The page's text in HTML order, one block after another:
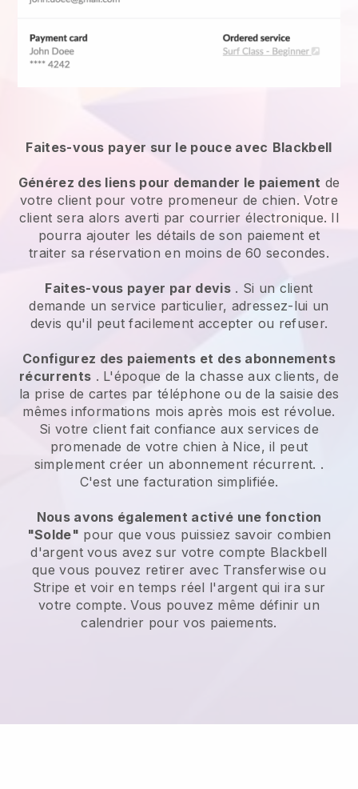
Faites-vous payer sur le pouce avec Blackbell
Générez des liens pour demander le paiement de
votre client pour votre promeneur de chien. Votre
client sera alors averti par courrier électronique. Il
pourra ajouter les détails de son paiement et
traiter sa réservation en moins de 60 secondes.
Faites-vous payer par devis. Si un client
demande un service particulier, adressez-lui un
devis qu'il peut facilement accepter ou refuser.
Configurez des paiements et des abonnements
récurrents . L'époque de la chasse aux clients, de
la prise de cartes par téléphone ou de la saisie des
mêmes informations mois après mois est révolue.
Si votre client fait confiance aux services de
promenade de votre chien à Nice, il peut
simplement créer un abonnement récurrent. .
C'est une facturation simplifiée.
Nous avons également activé une fonction
"Solde" pour que vous puissiez savoir combien
d'argent vous avez sur votre compte Blackbell
que vous pouvez retirer avec Transferwise ou
Stripe et voir en temps réel l'argent qui ira sur
votre compte. Vous pouvez même définir un
calendrier pour vos paiements.